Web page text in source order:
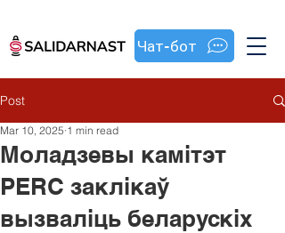
Чат-бот
Post
Моладзевы камітэт
PERC заклікаў
вызваліць беларускіх
Mar 10, 2025 1 min read